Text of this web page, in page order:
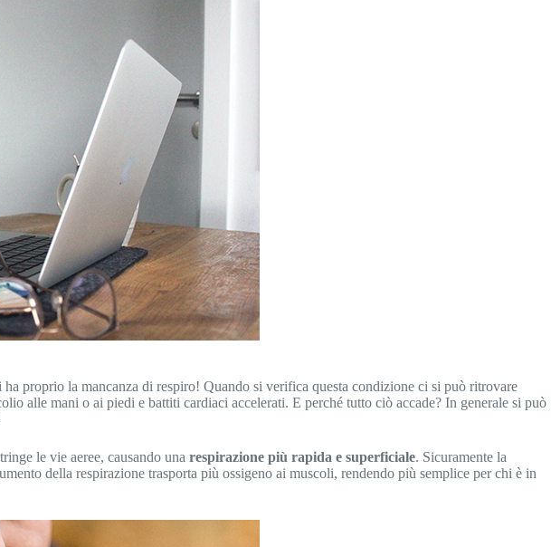
proprio la mancanza di respiro! Quando si verifica questa condizione ci si può ritrovare
alle mani o ai piedi e battiti cardiaci accelerati. E perché tutto ciò accade? In generale si può
le vie aeree, causando una respirazione più rapida e superficiale. Sicuramente la
della respirazione trasporta più ossigeno ai muscoli, rendendo più semplice per chi è in